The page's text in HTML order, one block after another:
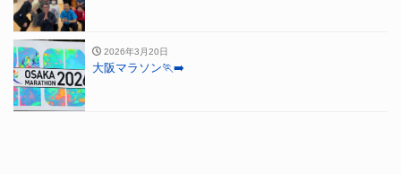
2026年3月20日
大阪マラソン🏃‍➡️